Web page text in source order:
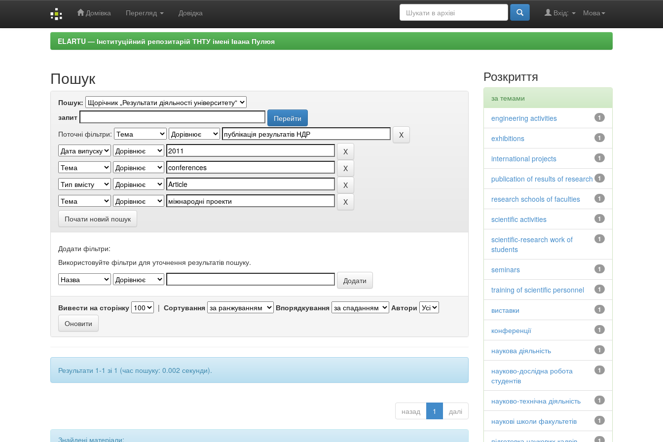
Домівка Перегляд Довідка Мова
Вхід:
ELARTU — Інституційний репозитарій ТНТУ імені Івана Пулюя
Пошук
Пошук:
запит
Поточні фільтри:
Почати новий пошук
Додати фільтри:
Використовуйте фільтри для уточнення результатів пошуку.
Вивести на сторінку | Сортування Впорядкування Автори
Результати 1-1 зі 1 (час пошуку: 0.002 секунди).
назад 1 далі
Знайдені матеріали:
Розкриття
за темами
1
engineering activities
1
exhibitions
1
international projects
1
publication of results of research
1
research schools of faculties
1
scientific activities
1
scientific-research work of
students
1
seminars
1
training of scientific personnel
1
виставки
1
конференції
1
наукова діяльність
1
науково-дослідна робота
студентів
1
науково-технічна діяльність
1
наукові школи факультетів